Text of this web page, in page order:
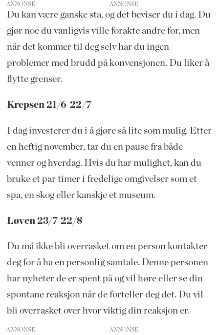
ANNONSE
Du kan være ganske sta, og det beviser du i dag. Du
gjør noe du vanligvis ville forakte andre for, men
når det kommer til deg selv har du ingen
problemer med brudd på konvensjonen. Du liker å
flytte grenser.
Krepsen 21/6-22/7
I dag investerer du i å gjøre så lite som mulig. Etter
en heftig november, tar du en pause fra både
venner og hverdag. Hvis du har mulighet, kan du
bruke et par timer i fredelige omgivelser som et
spa, en skog eller kanskje et museum.
Løven 23/7-22/8
Du må ikke bli overrasket om en person kontakter
deg for å ha en personlig samtale. Denne personen
har nyheter de er spent på og vil høre eller se din
spontane reaksjon når de forteller deg det. Du vil
bli overrasket over hvor viktig din reaksjon er.
ANNONSE